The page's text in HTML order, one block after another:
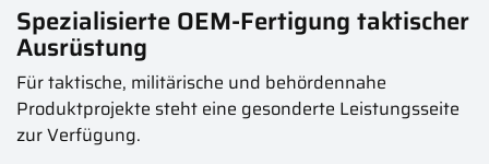
Spezialisierte OEM-Fertigung taktischer
Ausrüstung
Für taktische, militärische und behördennahe
Produktprojekte steht eine gesonderte Leistungsseite
zur Verfügung.